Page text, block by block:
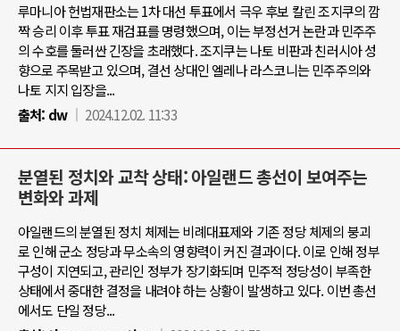
루마니아 헌법재판소는 1차 대선 투표에서 극우 후보 칼린 조지쿠의 깜
짝 승리 이후 투표 재검표를 명령했으며, 이는 부정선거 논란과 민주주
의 수호를 둘러싼 긴장을 초래했다. 조지쿠는 나토 비판과 친러시아 성
향으로 주목받고 있으며, 결선 상대인 엘레나 라스코니는 민주주의와
나토 지지 입장을...
출처: dw 2024.12.02. 11:33
분열된 정치와 교착 상태: 아일랜드 총선이 보여주는
변화와 과제
아일랜드의 분열된 정치 체제는 비례대표제와 기존 정당 체제의 붕괴
로 인해 군소 정당과 무소속의 영향력이 커진 결과이다. 이로 인해 정부
구성이 지연되고, 관리인 정부가 장기화되며 민주적 정당성이 부족한
상태에서 중대한 결정을 내려야 하는 상황이 발생하고 있다. 이번 총선
에서도 단일 정당...